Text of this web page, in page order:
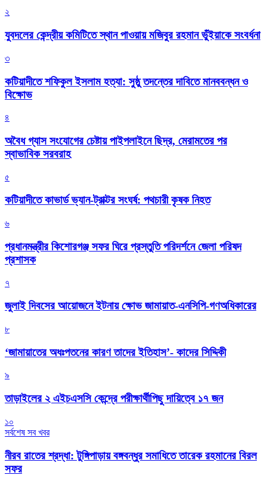
২
যুবদলের কেন্দ্রীয় কমিটিতে স্থান পাওয়ায় মজিবুর রহমান ভুঁইয়াকে সংবর্ধনা
৩
কটিয়াদীতে শফিকুল ইসলাম হত্যা: সুষ্ঠু তদন্তের দাবিতে মানববন্ধন ও
বিক্ষোভ
৪
অবৈধ গ্যাস সংযোগের চেষ্টায় পাইপলাইনে ছিদ্র, মেরামতের পর
স্বাভাবিক সরবরাহ
৫
কটিয়াদীতে কাভার্ড ভ্যান-ট্রাক্টর সংঘর্ষ: পথচারী কৃষক নিহত
৬
প্রধানমন্ত্রীর কিশোরগঞ্জ সফর ঘিরে প্রস্তুতি পরিদর্শনে জেলা পরিষদ
প্রশাসক
৭
জুলাই দিবসের আয়োজনে ইটনায় ক্ষোভ জামায়াত-এনসিপি-গণঅধিকারের
৮
‘জামায়াতের অধঃপতনের কারণ তাদের ইতিহাস’- কাদের সিদ্দিকী
৯
তাড়াইলের ২ এইচএসসি কেন্দ্রে পরীক্ষার্থীপিছু দায়িত্বে ১৭ জন
১০
সর্বশেষ সব খবর
নীরব রাতের শ্রদ্ধা: টুঙ্গিপাড়ায় বঙ্গবন্ধুর সমাধিতে তারেক রহমানের বিরল
সফর